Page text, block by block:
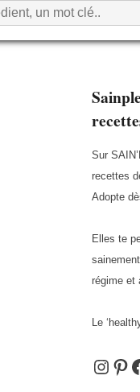
Sur
recettes
Adopte
Elles te
régime et
Le